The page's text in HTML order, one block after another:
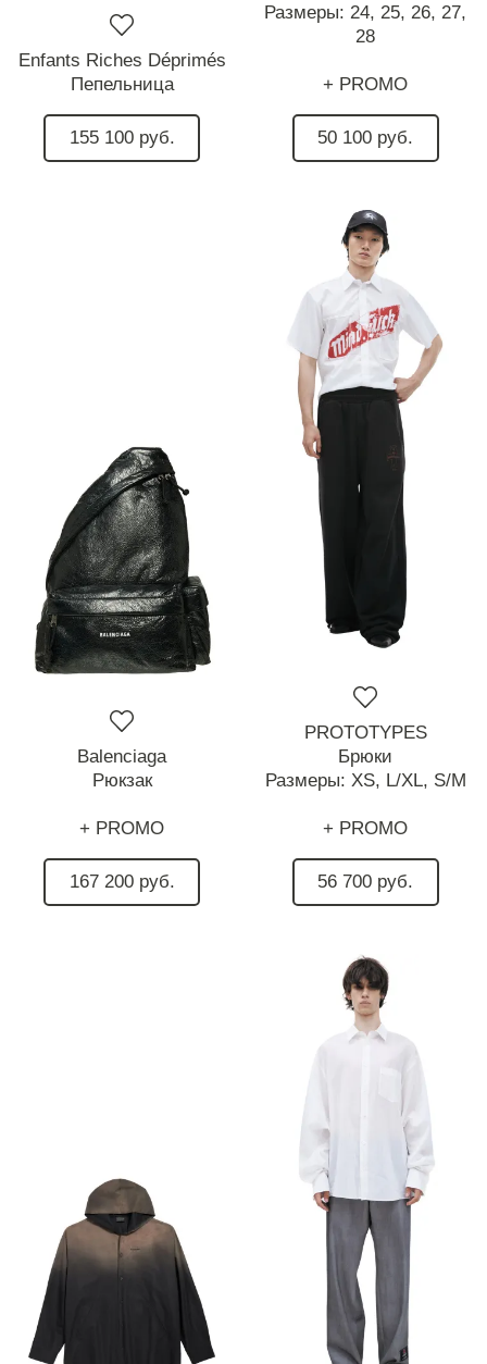
Enfants Riches Déprimés
Пепельница
155 100 руб.
Размеры: 24, 25, 26, 27,
28
+ PROMO
50 100 руб.
Balenciaga
Рюкзак
+ PROMO
167 200 руб.
PROTOTYPES
Брюки
Размеры: XS, L/XL, S/M
+ PROMO
56 700 руб.